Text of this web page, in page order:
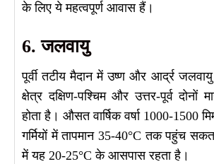
के लिए ये महत्वपूर्ण आवास हैं।
6. जलवायु
पूर्वी तटीय मैदान में उष्ण और आर्द्र
क्षेत्र दक्षिण-पश्चिम और उत्तर-पूर्व दोनों
होता है। औसत वार्षिक वर्षा 1000-1500
गर्मियों में तापमान 35-40°C तक पहुंच
में यह 20-25°C के आसपास रहता है।